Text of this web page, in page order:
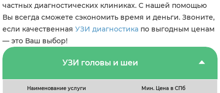
частных диагностических клиниках. С нашей помощью
Вы всегда сможете сэкономить время и деньги. Звоните,
если качественная УЗИ диагностика по выгодным ценам
— это Ваш выбор!
УЗИ головы и шеи
Наименование услуги Мин. Цена в СПб